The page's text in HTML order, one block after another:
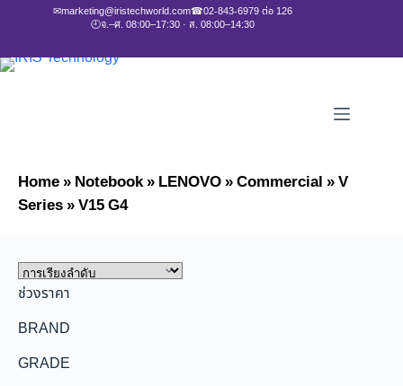
✉marketing@iristechworld.com☎02-843-6979 ต่อ 126
🕘จ.–ศ. 08:00–17:30 · ส. 08:00–14:30
Home»Notebook»LENOVO»Commercial»V
Series»V15 G4
ช่วงราคา
BRAND
GRADE